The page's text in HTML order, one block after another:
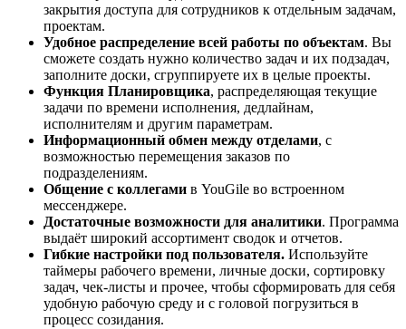
закрытия доступа для сотрудников к отдельным задачам,
проектам.
Удобное распределение всей работы по объектам. Вы
сможете создать нужно количество задач и их подзадач,
заполните доски, сгруппируете их в целые проекты.
Функция Планировщика, распределяющая текущие
задачи по времени исполнения, дедлайнам,
исполнителям и другим параметрам.
Информационный обмен между отделами, с
возможностью перемещения заказов по
подразделениям.
Общение с коллегами в YouGile во встроенном
мессенджере.
Достаточные возможности для аналитики. Программа
выдаёт широкий ассортимент сводок и отчетов.
Гибкие настройки под пользователя. Используйте
таймеры рабочего времени, личные доски, сортировку
задач, чек-листы и прочее, чтобы сформировать для себя
удобную рабочую среду и с головой погрузиться в
процесс созидания.